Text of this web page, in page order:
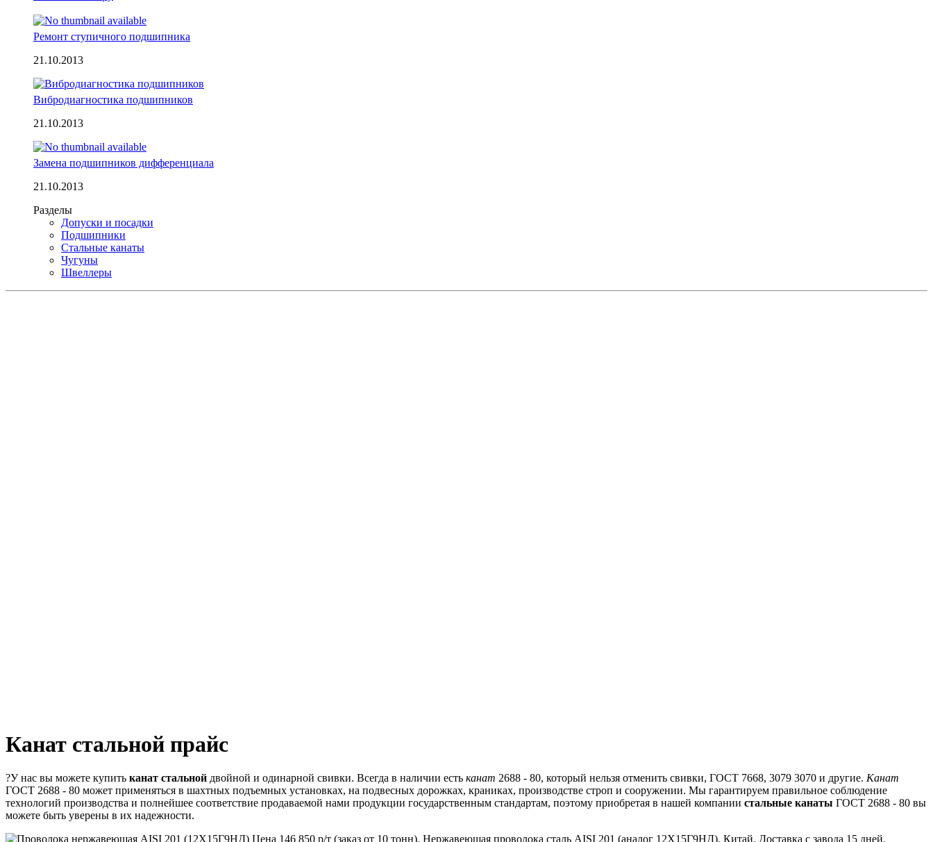
Ремонт ступичного подшипника
21.10.2013
Вибродиагностика подшипников
21.10.2013
Замена подшипников дифференциала
21.10.2013
Разделы
Допуски и посадки
Подшипники
Стальные канаты
Чугуны
Швеллеры
Канат стальной прайс
?У нас вы можете купить канат стальной двойной и одинарной свивки. Всегда в наличии есть канат 2688 - 80, который нельзя отменить свивки, ГОСТ 7668, 3079 3070 и другие. Канат
ГОСТ 2688 - 80 может применяться в шахтных подъемных установках, на подвесных дорожках, краниках, производстве строп и сооружении. Мы гарантируем правильное соблюдение
технологий производства и полнейшее соответствие продаваемой нами продукции государственным стандартам, поэтому приобретая в нашей компании стальные канаты ГОСТ 2688 - 80 вы
можете быть уверены в их надежности.